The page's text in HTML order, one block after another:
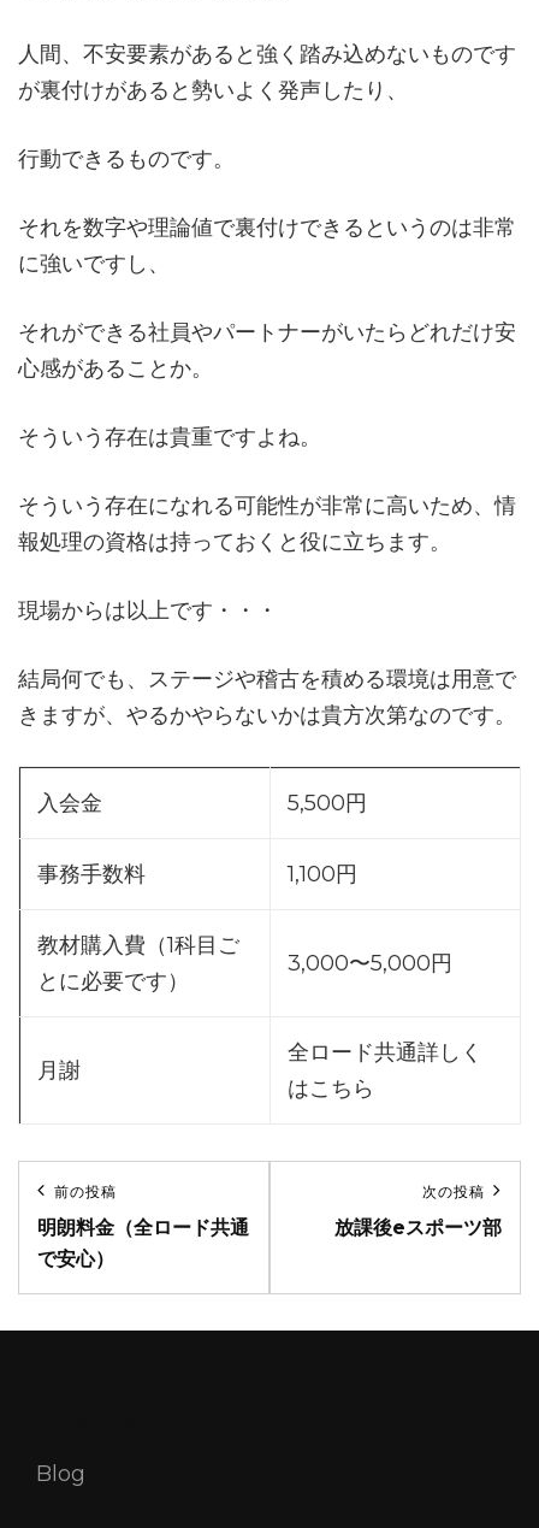
人間、不安要素があると強く踏み込めないものです
が裏付けがあると勢いよく発声したり、
行動できるものです。
それを数字や理論値で裏付けできるというのは非常
に強いですし、
それができる社員やパートナーがいたらどれだけ安
心感があることか。
そういう存在は貴重ですよね。
そういう存在になれる可能性が非常に高いため、情
報処理の資格は持っておくと役に立ちます。
現場からは以上です・・・
結局何でも、ステージや稽古を積める環境は用意で
きますが、やるかやらないかは貴方次第なのです。
入会金 5,500円
事務手数料 1,100円
教材購入費（1科目ご
とに必要です）
3,000〜5,000円
月謝
全ロード共通詳しく
はこちら
投
稿
ナ
ビ
シ
前
の
投
前の投稿
明朗料金（全ロード共通
で安心）
次の投稿
放課後eスポーツ部
Blog